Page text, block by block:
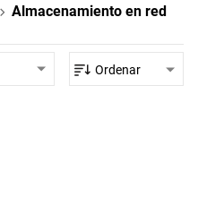
Almacenamiento en red
Ordenar